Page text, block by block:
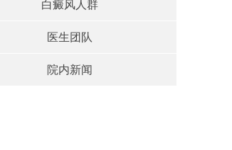
白癜风人群
医生团队
院内新闻